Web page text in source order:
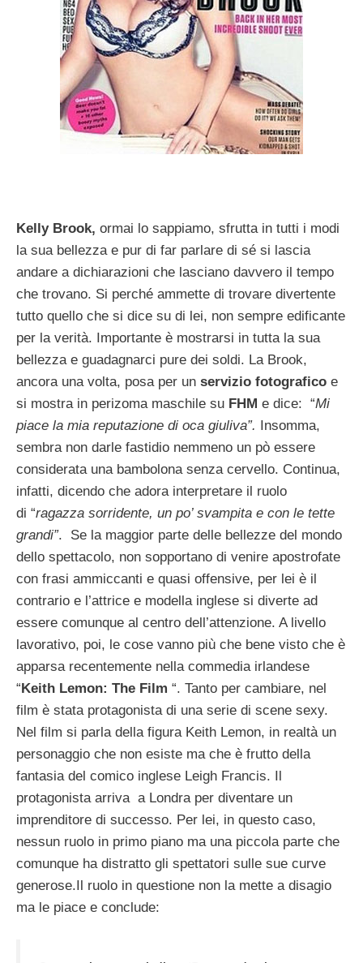
Kelly Brook, ormai lo sappiamo, sfrutta in tutti i modi
la sua bellezza e pur di far parlare di sé si lascia
andare a dichiarazioni che lasciano davvero il tempo
che trovano. Si perché ammette di trovare divertente
tutto quello che si dice su di lei, non sempre edificante
per la verità. Importante è mostrarsi in tutta la sua
bellezza e guadagnarci pure dei soldi. La Brook,
ancora una volta, posa per un servizio fotografico e
si mostra in perizoma maschile su FHM e dice: “Mi
piace la mia reputazione di oca giuliva”. Insomma,
sembra non darle fastidio nemmeno un pò essere
considerata una bambolona senza cervello. Continua,
infatti, dicendo che adora interpretare il ruolo
di “ragazza sorridente, un po’ svampita e con le tette
grandi”. Se la maggior parte delle bellezze del mondo
dello spettacolo, non sopportano di venire apostrofate
con frasi ammiccanti e quasi offensive, per lei è il
contrario e l’attrice e modella inglese si diverte ad
essere comunque al centro dell’attenzione. A livello
lavorativo, poi, le cose vanno più che bene visto che è
apparsa recentemente nella commedia irlandese
“Keith Lemon: The Film “. Tanto per cambiare, nel
film è stata protagonista di una serie di scene sexy.
Nel film si parla della figura Keith Lemon, in realtà un
personaggio che non esiste ma che è frutto della
fantasia del comico inglese Leigh Francis. Il
protagonista arriva a Londra per diventare un
imprenditore di successo. Per lei, in questo caso,
nessun ruolo in primo piano ma una piccola parte che
comunque ha distratto gli spettatori sulle sue curve
generose.Il ruolo in questione non la mette a disagio
ma le piace e conclude: